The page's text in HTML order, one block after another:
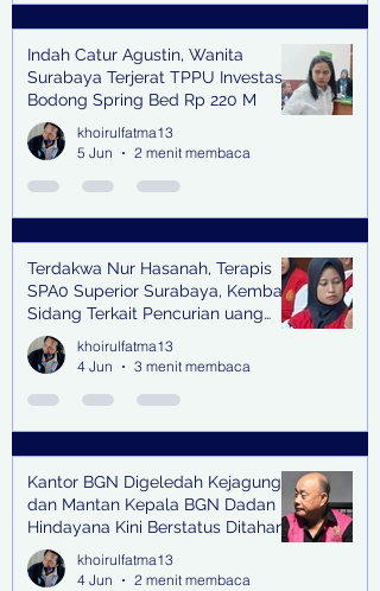
Indah Catur Agustin, Wanita
Surabaya Terjerat TPPU Investasi
Bodong Spring Bed Rp 220 M
khoirulfatma13
5 Jun
2 menit membaca
Terdakwa Nur Hasanah, Terapis
SPA0 Superior Surabaya, Kembali
Sidang Terkait Pencurian uang
senilai Rp1,285 M di PN Surabaya
khoirulfatma13
4 Jun
3 menit membaca
Kantor BGN Digeledah Kejagung
dan Mantan Kepala BGN Dadan
Hindayana Kini Berstatus Ditahan
khoirulfatma13
4 Jun
2 menit membaca